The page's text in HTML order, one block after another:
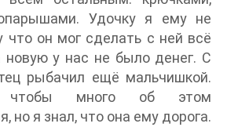
Удочку я ему не
что он мог сделать с ней всё
новую у нас не было денег. С
рыбачил ещё мальчишкой.
много об этом
но я знал, что она ему дорога.